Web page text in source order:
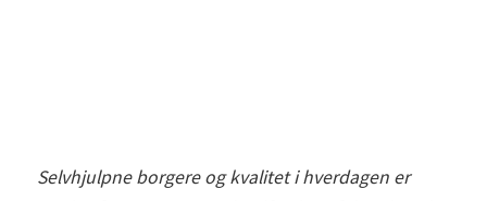
Selvhjulpne borgere og kvalitet i hverdagen er